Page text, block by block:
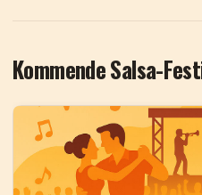
Kommende Salsa-